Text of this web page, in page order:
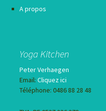
A propos
Yoga Kitchen
Peter Verhaegen
Email: Cliquez ici
Téléphone: 0486 88 28 48